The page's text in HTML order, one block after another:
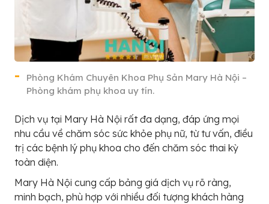
Phòng Khám Chuyên Khoa Phụ Sản Mary Hà Nội –
Phòng khám phụ khoa uy tín.
Dịch vụ tại Mary Hà Nội rất đa dạng, đáp ứng mọi
nhu cầu về chăm sóc sức khỏe phụ nữ, từ tư vấn, điều
trị các bệnh lý phụ khoa cho đến chăm sóc thai kỳ
toàn diện.
Mary Hà Nội cung cấp bảng giá dịch vụ rõ ràng,
minh bạch, phù hợp với nhiều đối tượng khách hàng